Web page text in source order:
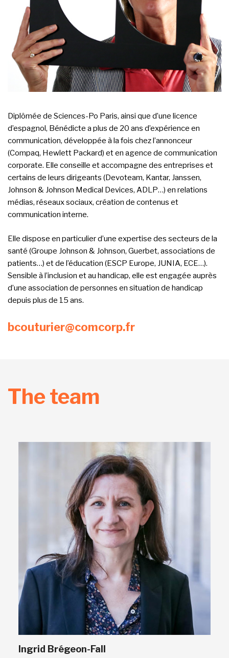
Diplômée de Sciences-Po Paris, ainsi que d’une licence
d’espagnol, Bénédicte a plus de 20 ans d’expérience en
communication, développée à la fois chez l’annonceur
(Compaq, Hewlett Packard) et en agence de communication
corporate. Elle conseille et accompagne des entreprises et
certains de leurs dirigeants (Devoteam, Kantar, Janssen,
Johnson & Johnson Medical Devices, ADLP…) en relations
médias, réseaux sociaux, création de contenus et
communication interne.
Elle dispose en particulier d’une expertise des secteurs de la
santé (Groupe Johnson & Johnson, Guerbet, associations de
patients…) et de l’éducation (ESCP Europe, JUNIA, ECE…).
Sensible à l’inclusion et au handicap, elle est engagée auprès
d’une association de personnes en situation de handicap
depuis plus de 15 ans.
bcouturier@comcorp.fr
The team
Ingrid Brégeon-Fall